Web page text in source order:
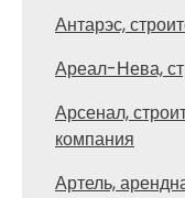
Антарэс,
Ареал-Нева,
Арсенал,
компания
Артель,